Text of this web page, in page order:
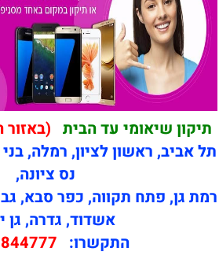
תיקון שיאומי עד הבית
תל אביב, ראשון לציון, רמלה,
נס ציונה,
רמת גן, פתח תקווה, כפר סבא,
אשדוד, גדרה, גן
התקשרו: